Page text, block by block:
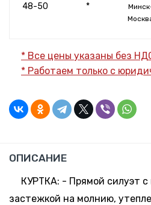
48-50
*
* Все цены указаны без
* Работаем только с
ОПИСАНИЕ
КУРТКА: - Прямой силуэт с
застежкой на молнию,